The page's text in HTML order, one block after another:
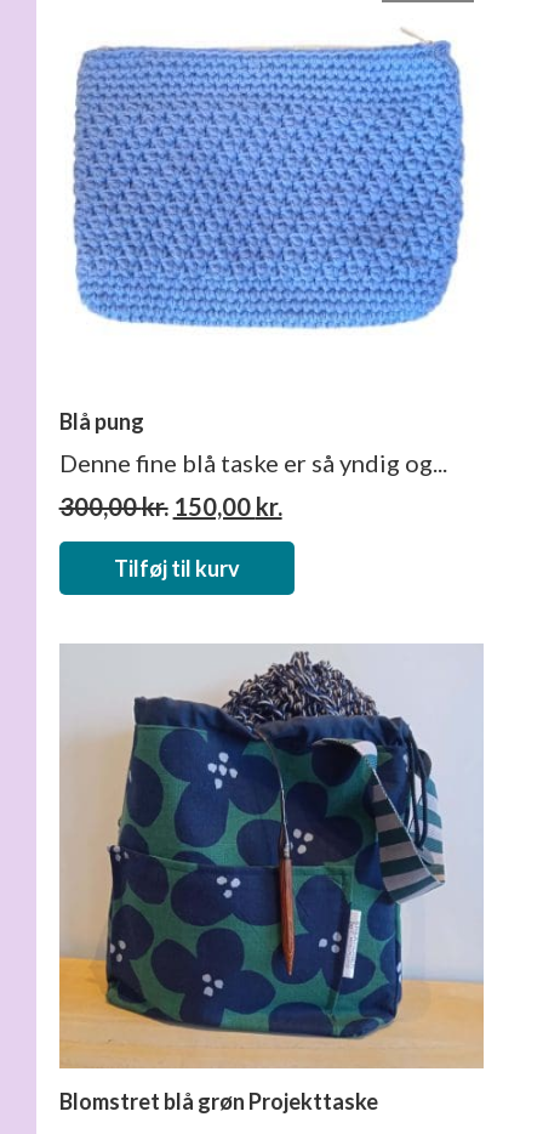
Blå pung
Denne fine blå taske er så yndig og...
300,00kr. Den
oprindelige
pris
var:
150,00 kr.Den
aktuelle
er:
Tilføj til kurv
Blomstret blå grøn Projekttaske